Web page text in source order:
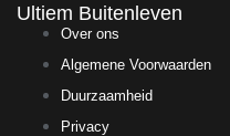
Ultiem Buitenleven
Over ons
Algemene Voorwaarden
Duurzaamheid
Privacy